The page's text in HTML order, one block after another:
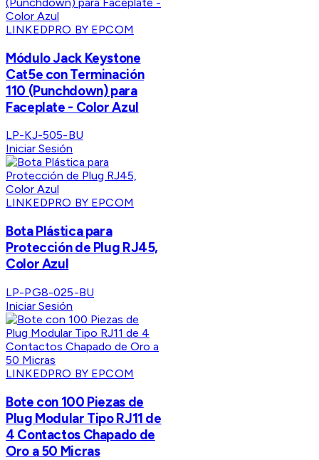
LINKEDPRO BY EPCOM
Módulo Jack Keystone
Cat5e con Terminación
110 (Punchdown) para
Faceplate - Color Azul
LP-KJ-505-BU
Iniciar Sesión
LINKEDPRO BY EPCOM
Bota Plástica para
Protección de Plug RJ45,
Color Azul
LP-PG8-025-BU
Iniciar Sesión
LINKEDPRO BY EPCOM
Bote con 100 Piezas de
Plug Modular Tipo RJ11 de
4 Contactos Chapado de
Oro a 50 Micras